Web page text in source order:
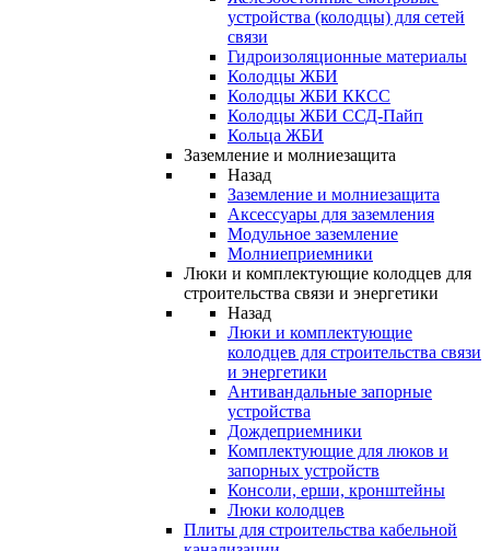
устройства (колодцы) для сетей
связи
Гидроизоляционные материалы
Колодцы ЖБИ
Колодцы ЖБИ ККСС
Колодцы ЖБИ ССД-Пайп
Кольца ЖБИ
Заземление и молниезащита
Назад
Заземление и молниезащита
Аксессуары для заземления
Модульное заземление
Молниеприемники
Люки и комплектующие колодцев для
строительства связи и энергетики
Назад
Люки и комплектующие
колодцев для строительства связи
и энергетики
Антивандальные запорные
устройства
Дождеприемники
Комплектующие для люков и
запорных устройств
Консоли, ерши, кронштейны
Люки колодцев
Плиты для строительства кабельной